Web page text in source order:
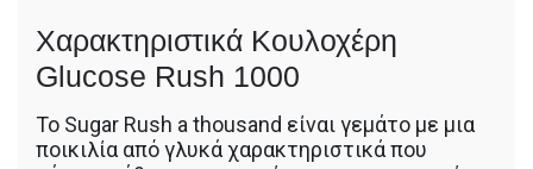
Χαρακτηριστικά Κουλοχέρη
Glucose Rush 1000
Το Sugar Rush a thousand είναι γεμάτο με μια
ποικιλία από γλυκά χαρακτηριστικά που